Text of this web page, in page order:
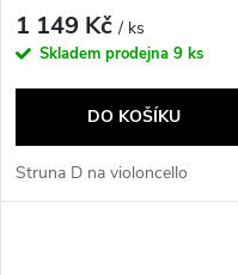
1 149 Kč/ ks
Skladem prodejna 9 ks
DO KOŠÍKU
Struna D na violoncello